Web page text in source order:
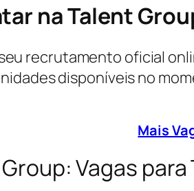
naTalent
recrutamento oficial
disponíveis no
Mais
Vagas para